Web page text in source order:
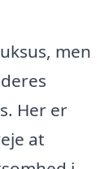
men
Her er
at